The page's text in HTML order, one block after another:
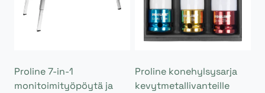
Proline 7-in-1
monitoimityöpöytä ja
Proline konehylsysarja
kevytmetallivanteille